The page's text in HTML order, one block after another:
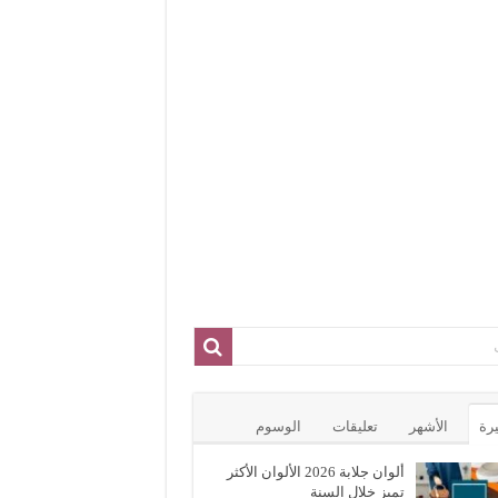
الأشهر تعليقات الوسوم
ألوان جلابة 2026 الألوان الأكثر
تميز خلال السنة